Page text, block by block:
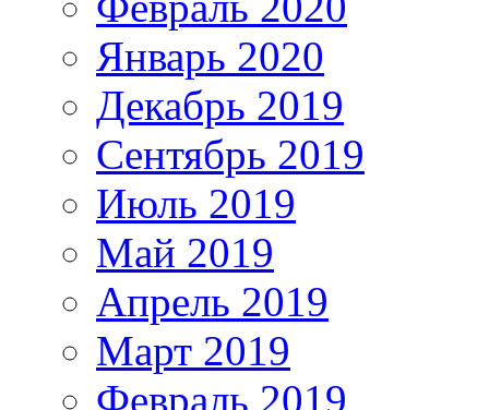
Январь 2020
Декабрь 2019
Сентябрь 2019
Июль 2019
Май 2019
Апрель 2019
Март 2019
Февраль 2019